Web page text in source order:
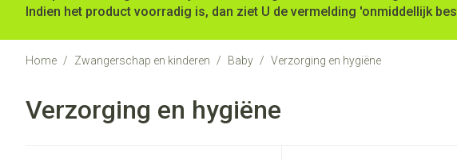
Indien het product voorradig is, dan ziet U de vermelding 'onmiddellijk
Home / Zwangerschap en kinderen / Baby / Verzorging en hygiëne
Verzorging en hygiëne